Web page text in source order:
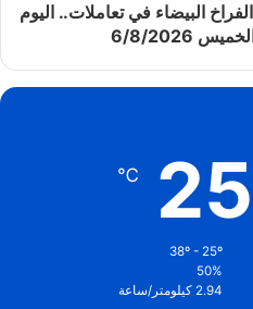
البيضاء في تعاملات.. اليوم
6/8/2026
25
℃
38º - 25º
50%
2.94 كيلومتر/ساعة